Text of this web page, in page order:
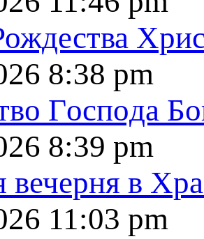
8:38 pm
Гocпoдa
8:39 pm
вечерня в
11:03 pm